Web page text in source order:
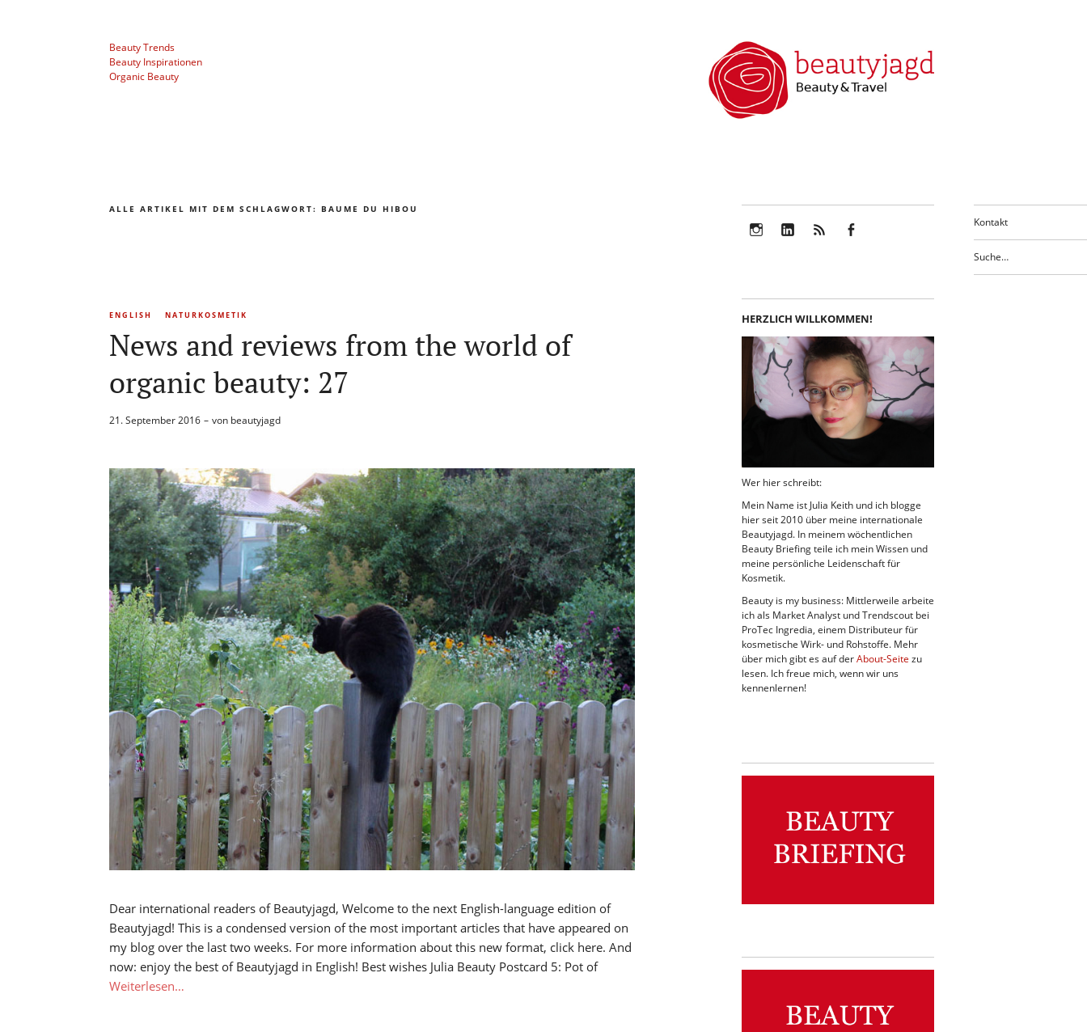
Kontakt
Beauty Trends
Beauty Inspirationen
Organic Beauty
ALLE ARTIKEL MIT DEM SCHLAGWORT: BAUME DU HIBOU
ENGLISH NATURKOSMETIK
News and reviews from the world of
organic beauty: 27
21. September 2016 von beautyjagd
Dear international readers of Beautyjagd, Welcome to the next English-language edition of
Beautyjagd! This is a condensed version of the most important articles that have appeared on
my blog over the last two weeks. For more information about this new format, click here. And
now: enjoy the best of Beautyjagd in English! Best wishes Julia Beauty Postcard 5: Pot of
Weiterlesen…
HERZLICH WILLKOMMEN!
Wer hier schreibt:
Mein Name ist Julia Keith und ich blogge
hier seit 2010 über meine internationale
Beautyjagd. In meinem wöchentlichen
Beauty Briefing teile ich mein Wissen und
meine persönliche Leidenschaft für
Kosmetik.
Beauty is my business: Mittlerweile arbeite
ich als Market Analyst und Trendscout bei
ProTec Ingredia, einem Distributeur für
kosmetische Wirk- und Rohstoffe. Mehr
über mich gibt es auf derAbout-Seite zu
lesen. Ich freue mich, wenn wir uns
kennenlernen!